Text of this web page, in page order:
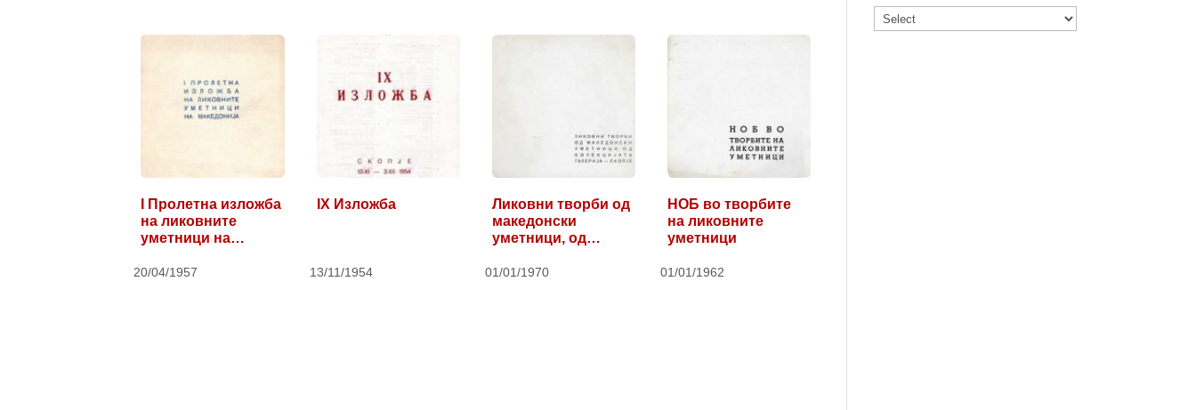
I Пролетна изложба
на ликовните
уметници на
20/04/1957
IX Изложба
13/11/1954
Ликовни творби од
македонски
уметници, од…
01/01/1970
НОБ во творбите
на ликовните
уметници
01/01/1962